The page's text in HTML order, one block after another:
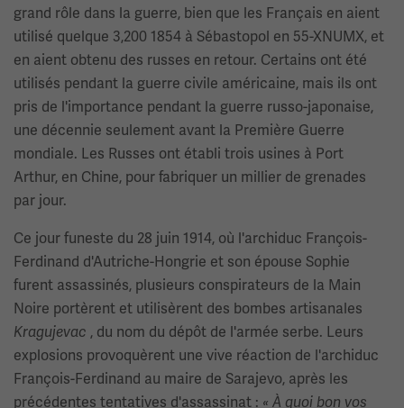
grand rôle dans la guerre, bien que les Français en aient
utilisé quelque 3,200 1854 à Sébastopol en 55-XNUMX, et
en aient obtenu des russes en retour. Certains ont été
utilisés pendant la guerre civile américaine, mais ils ont
pris de l'importance pendant la guerre russo-japonaise,
une décennie seulement avant la Première Guerre
mondiale. Les Russes ont établi trois usines à Port
Arthur, en Chine, pour fabriquer un millier de grenades
par jour.
Ce jour funeste du 28 juin 1914, où l'archiduc François-
Ferdinand d'Autriche-Hongrie et son épouse Sophie
furent assassinés, plusieurs conspirateurs de la Main
Noire portèrent et utilisèrent des bombes artisanales
Kragujevac , du nom du dépôt de l'armée serbe. Leurs
explosions provoquèrent une vive réaction de l'archiduc
François-Ferdinand au maire de Sarajevo, après les
précédentes tentatives d'assassinat : « À quoi bon vos